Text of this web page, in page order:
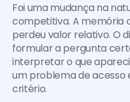
Foi uma mudança na
competitiva. A memória
perdeu valor relativo. O
formular a pergunta
interpretar o que
um problema de acesso
critério.